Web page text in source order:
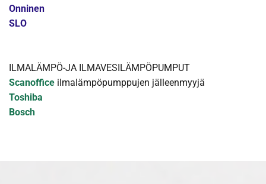
Onninen
SLO
ILMALÄMPÖ-JA ILMAVESILÄMPÖPUMPUT
Scanoffice ilmalämpöpumppujen jälleenmyyjä
Toshiba
Bosch